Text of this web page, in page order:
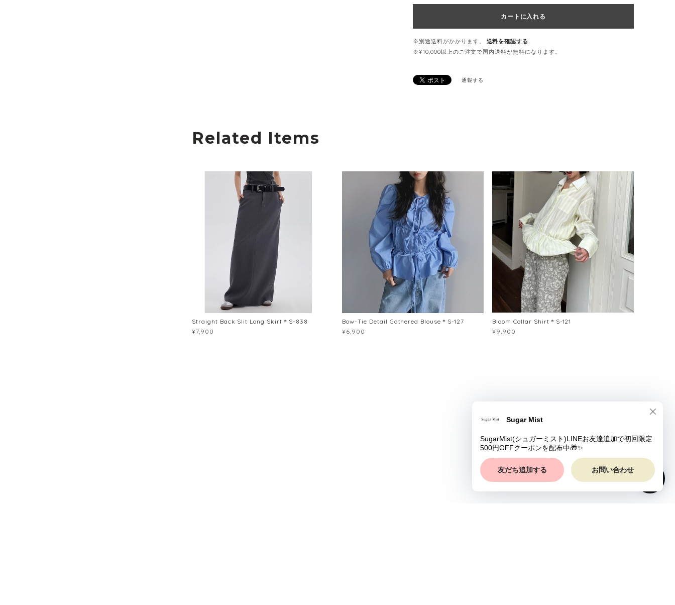
カートに入れる
※別途送料がかかります。
送料を確認する
※¥10,000以上のご注文で国内送料が無料になります。
通報する
Related Items
Straight Back Slit Long Skirt＊S-838
¥7,900
Bow-Tie Detail Gathered Blouse＊S-127
¥6,900
Bloom Collar Shirt＊S-121
¥9,900